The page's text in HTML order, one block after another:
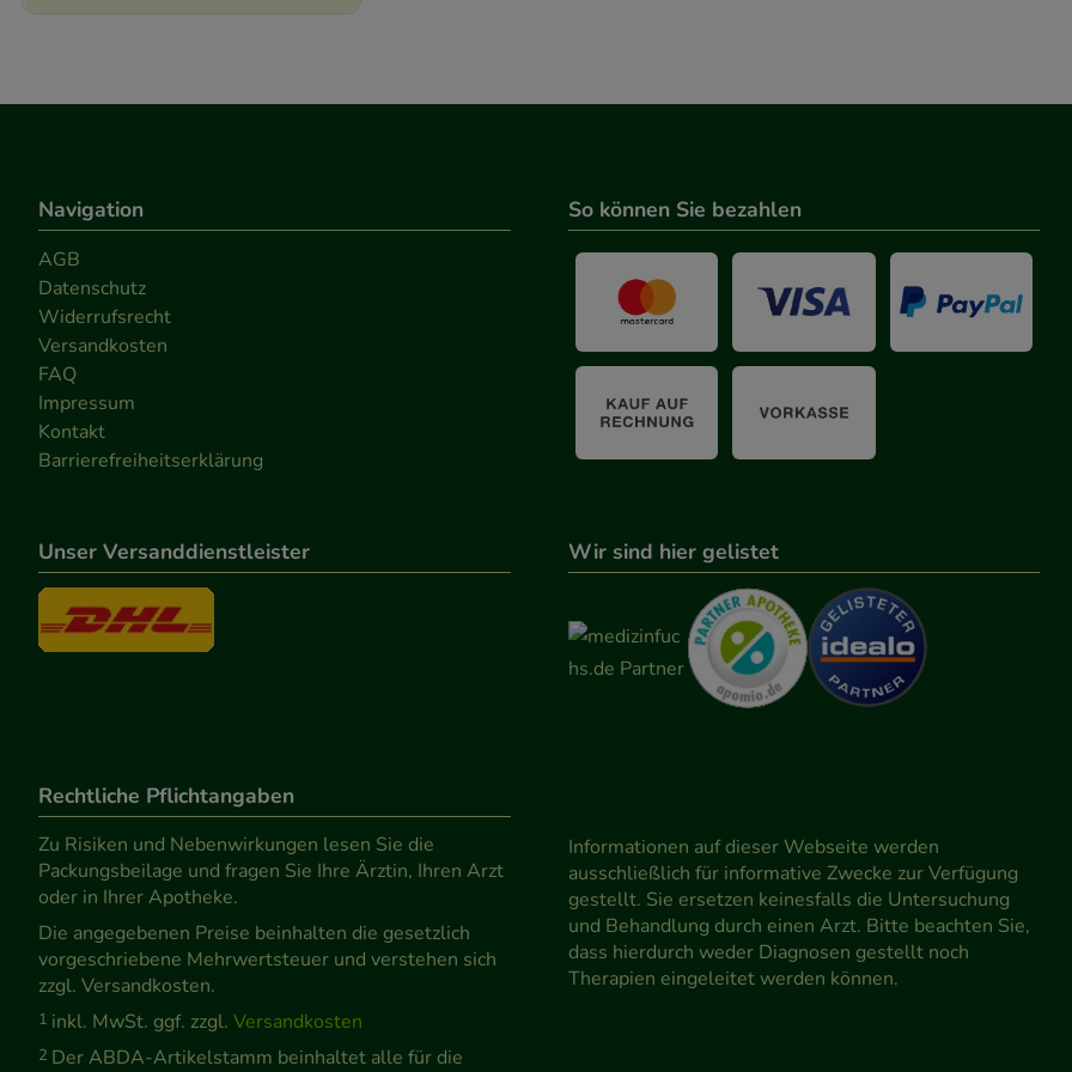
Navigation
AGB
Datenschutz
Widerrufsrecht
Versandkosten
FAQ
Impressum
Kontakt
Barrierefreiheitserklärung
So können Sie bezahlen
Unser Versanddienstleister Wir sind hier gelistet
Rechtliche Pflichtangaben
Zu Risiken und Nebenwirkungen lesen Sie die
Packungsbeilage und fragen Sie Ihre Ärztin, Ihren Arzt
oder in Ihrer Apotheke.
Die angegebenen Preise beinhalten die gesetzlich
vorgeschriebene Mehrwertsteuer und verstehen sich
zzgl. Versandkosten.
1 inkl. MwSt. ggf. zzgl. Versandkosten
2 Der ABDA-Artikelstamm beinhaltet alle für die
Informationen auf dieser Webseite werden
ausschließlich für informative Zwecke zur Verfügung
gestellt. Sie ersetzen keinesfalls die Untersuchung
und Behandlung durch einen Arzt. Bitte beachten Sie,
dass hierdurch weder Diagnosen gestellt noch
Therapien eingeleitet werden können.